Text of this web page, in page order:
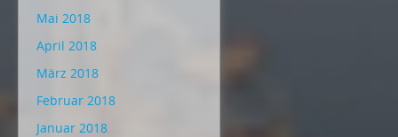
Mai 2018
April 2018
März 2018
Februar 2018
Januar 2018